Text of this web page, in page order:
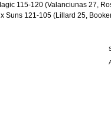
115-120 (Valanciunas 27,
Suns 121-105 (Lillard 25,